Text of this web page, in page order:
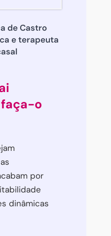
de Castro
e terapeuta
o
por
dinâmicas